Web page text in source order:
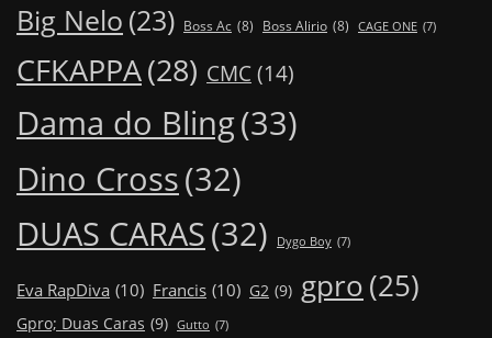
Big Nelo (23) Boss Ac (8) Boss Alirio (8) CAGE ONE (7)
CFKAPPA(28) CMC (14)
Dama do Bling(33)
Dino Cross(32)
DUAS CARAS(32) Dygo Boy (7)
Eva RapDiva (10) Francis (10) G2 (9) gpro(25)
Gpro; Duas Caras (9) Gutto (7)